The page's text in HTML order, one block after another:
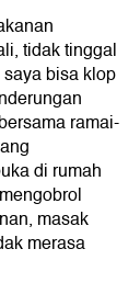
tidak tinggal
bisa klop
ramai-
di rumah
masak
merasa